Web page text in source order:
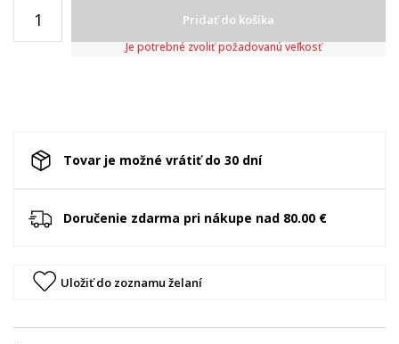
Pridať do košíka
Je potrebné zvoliť požadovanú veľkosť
Tovar je možné vrátiť do 30 dní
Doručenie zdarma pri nákupe nad 80.00 €
Uložiť do zoznamu želaní